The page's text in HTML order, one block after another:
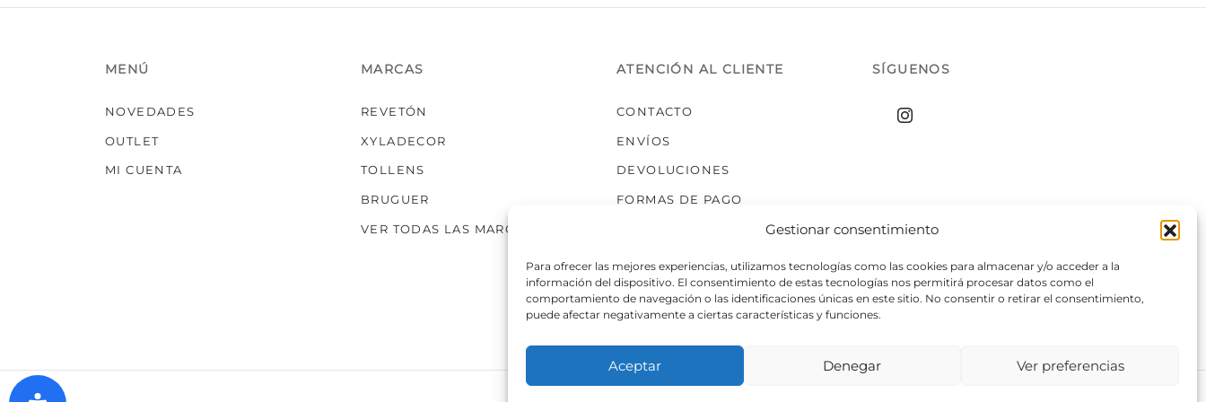
Gestionar consentimiento
Para ofrecer las mejores experiencias, utilizamos tecnologías como las cookies para almacenar y/o acceder a la
información del dispositivo. El consentimiento de estas tecnologías nos permitirá procesar datos como el
comportamiento de navegación o las identificaciones únicas en este sitio. No consentir o retirar el consentimiento,
puede afectar negativamente a ciertas características y funciones.
Aceptar Denegar Ver preferencias
MENÚ
NOVEDADES
OUTLET
MI CUENTA
MARCAS
REVETÓN
XYLADECOR
TOLLENS
BRUGUER
VER TODAS LAS MARCAS
ATENCIÓN AL CLIENTE
CONTACTO
ENVÍOS
DEVOLUCIONES
FORMAS DE PAGO
SÍGUENOS